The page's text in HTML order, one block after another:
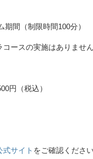
間（制限時間100分）
ースの実施はありません
円（税込）
式サイト をご確認ください